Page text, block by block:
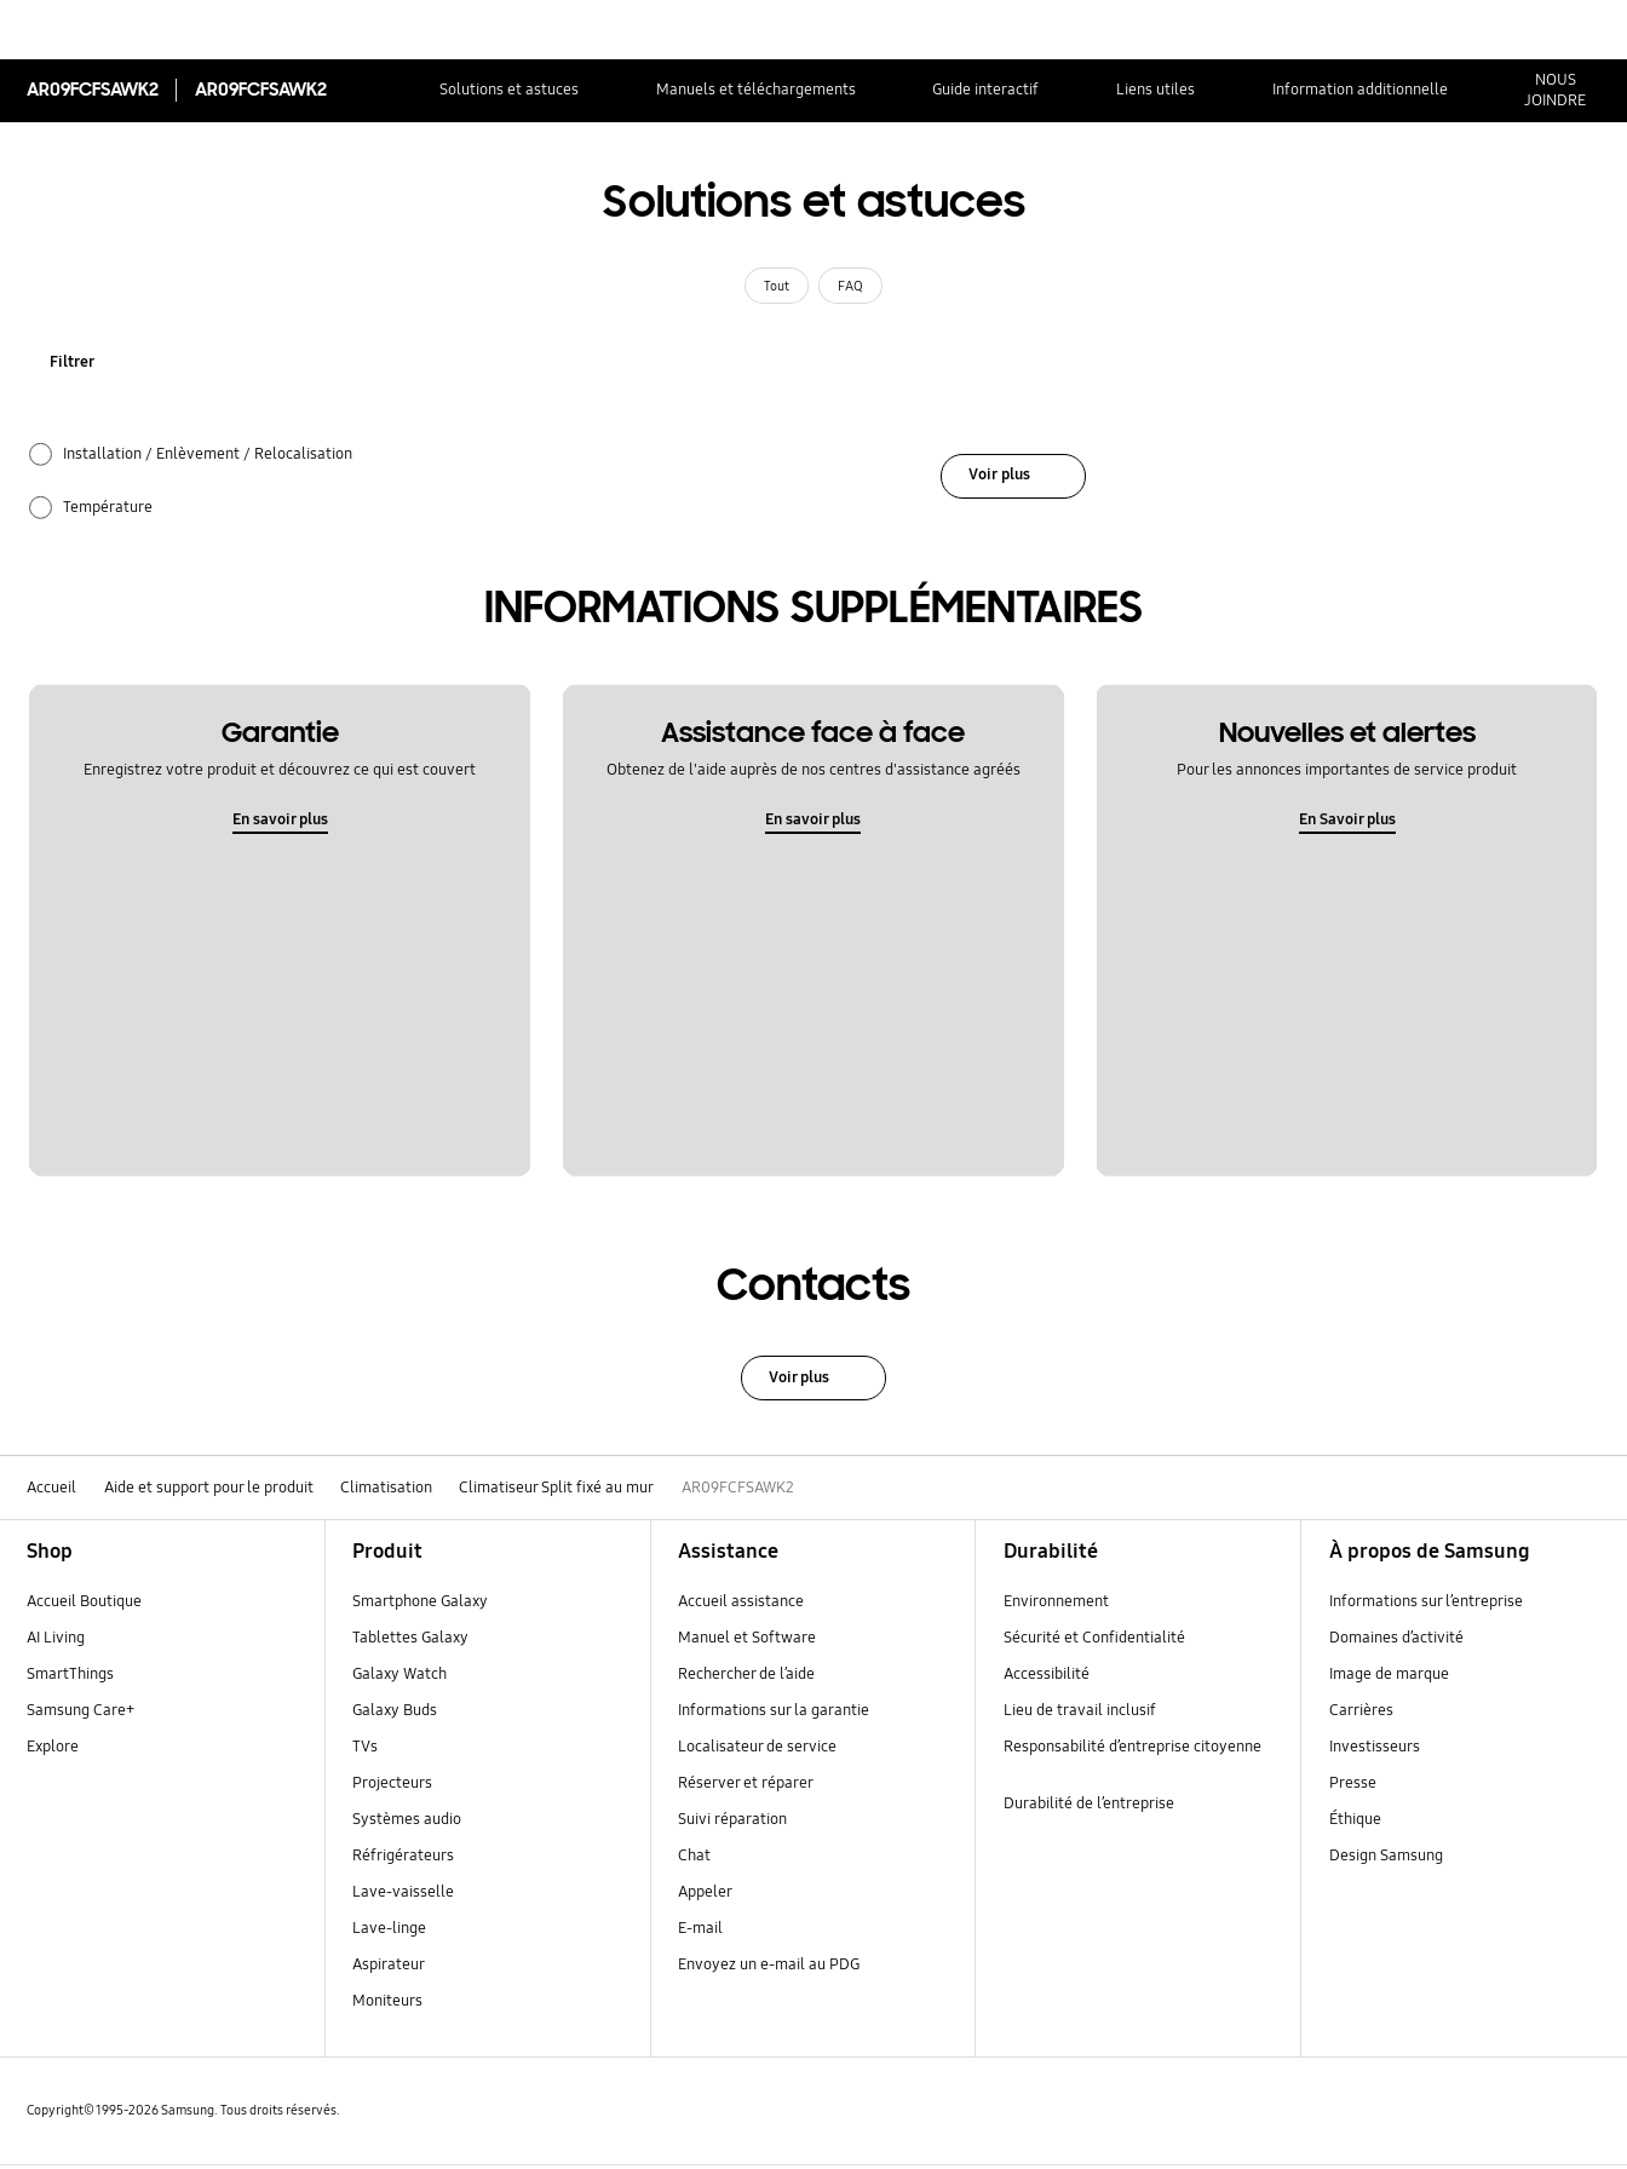
AR09FCFSAWK2 AR09FCFSAWK2 Solutions et astuces Manuels et téléchargements Guide interactif Liens utiles Information additionnelle
NOUS
JOINDRE
Solutions et astuces
Tout FAQ
Filtrer
Installation / Enlèvement / Relocalisation
Température
Voir plus
INFORMATIONS SUPPLÉMENTAIRES
Garantie
Enregistrez votre produit et découvrez ce qui est couvert
En savoir plus
Assistance face à face
Obtenez de l'aide auprès de nos centres d'assistance agréés
En savoir plus
Nouvelles et alertes
Pour les annonces importantes de service produit
En Savoir plus
Contacts
Voir plus
Accueil Aide et support pour le produit Climatisation Climatiseur Split fixé au mur AR09FCFSAWK2
Shop
Accueil Boutique
AI Living
SmartThings
Samsung Care+
Explore
Produit
Smartphone Galaxy
Tablettes Galaxy
Galaxy Watch
Galaxy Buds
TVs
Projecteurs
Systèmes audio
Réfrigérateurs
Lave-vaisselle
Lave-linge
Aspirateur
Moniteurs
Assistance
Accueil assistance
Manuel et Software
Rechercher de l’aide
Informations sur la garantie
Localisateur de service
Réserver et réparer
Suivi réparation
Chat
Appeler
E-mail
Envoyez un e-mail au PDG
Durabilité
Environnement
Sécurité et Confidentialité
Accessibilité
Lieu de travail inclusif
Responsabilité d’entreprise citoyenne
Durabilité de l’entreprise
À propos de Samsung
Informations sur l’entreprise
Domaines d’activité
Image de marque
Carrières
Investisseurs
Presse
Éthique
Design Samsung
Copyright© 1995-2026 Samsung. Tous droits réservés.